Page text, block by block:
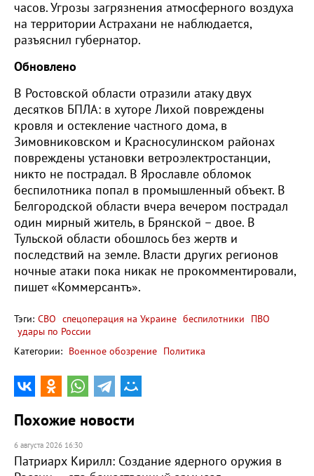
часов. Угрозы загрязнения атмосферного воздуха
на территории Астрахани не наблюдается,
разъяснил губернатор.
Обновлено
В Ростовской области отразили атаку двух
десятков БПЛА: в хуторе Лихой повреждены
кровля и остекление частного дома, в
Зимовниковском и Красносулинском районах
повреждены установки ветроэлектростанции,
никто не пострадал. В Ярославле обломок
беспилотника попал в промышленный объект. В
Белгородской области вчера вечером пострадал
один мирный житель, в Брянской – двое. В
Тульской области обошлось без жертв и
последствий на земле. Власти других регионов
ночные атаки пока никак не прокомментировали,
пишет «Коммерсантъ».
Тэги: СВО спецоперация на Украине беспилотники
ПВО
удары по России
Категории: Военное обозрение Политика
Похожие новости
6 августа 2026 16:30
Патриарх Кирилл: Создание ядерного оружия в